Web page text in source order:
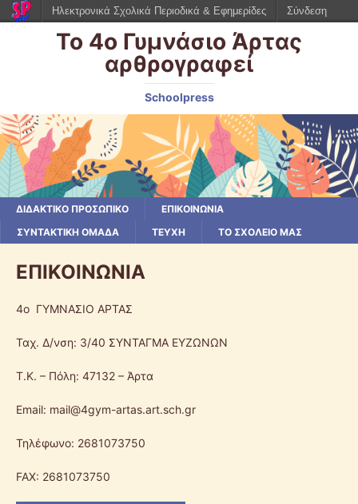
Το 4ο Γυμνάσιο Άρτας
αρθρογραφεί
Schoolpress
ΔΙΔΑΚΤΙΚΟ ΠΡΟΣΩΠΙΚΟ
ΕΠΙΚΟΙΝΩΝΙΑ
ΣΥΝΤΑΚΤΙΚΗ ΟΜΑΔΑ
ΤΕΥΧΗ ΤΟ ΣΧΟΛΕΙΟ ΜΑΣ
ΕΠΙΚΟΙΝΩΝΙΑ
4ο ΓΥΜΝΑΣΙΟ ΑΡΤΑΣ
Ταχ. Δ/νση: 3/40 ΣΥΝΤΑΓΜΑ ΕΥΖΩΝΩΝ
Τ.Κ. – Πόλη: 47132 – Άρτα
Email: mail@4gym-artas.art.sch.gr
Τηλέφωνο: 2681073750
FAX: 2681073750
Ηλεκτρονικά Σχολικά Περιοδικά & Εφημερίδες Σύνδεση